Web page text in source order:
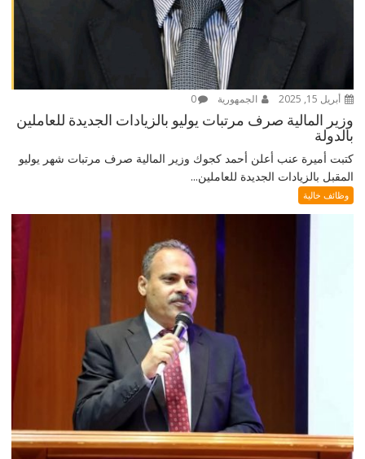
أبريل 15, 2025 الجمهورية 0
وزير المالية صرف مرتبات يوليو بالزيادات الجديدة للعاملين
بالدولة
كتبت أميرة عنب أعلن أحمد كجوك وزير المالية صرف مرتبات شهر يوليو
المقبل بالزيادات الجديدة للعاملين...
وظائف خالية